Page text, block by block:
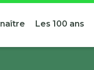
Les 100 ans